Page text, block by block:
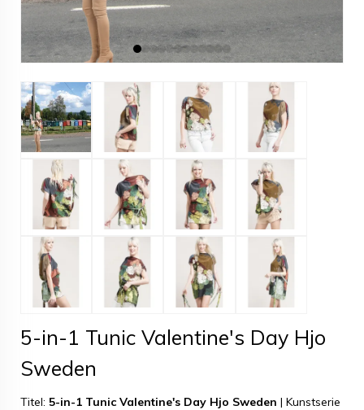
5-in-1 Tunic Valentine's Day Hjo
Sweden
Titel: 5-in-1 Tunic Valentine's Day Hjo Sweden | Kunstserie